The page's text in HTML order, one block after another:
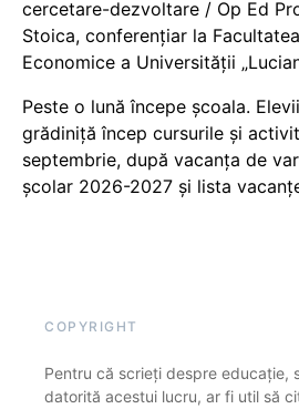
cercetare-dezvoltare / Op Ed
Stoica, conferențiar la
Economice a Universității
Peste o lună începe școala.
grădiniță încep cursurile și
septembrie, după vacanța de
școlar 2026-2027 și lista
COPYRIGHT
Pentru că scrieți despre educație,
datorită acestui lucru, ar fi util să